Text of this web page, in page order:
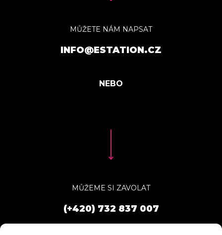
MŮŽETE NÁM NAPSAT
INFO@ESTATION.CZ
MŮŽEME SI ZAVOLAT
(+420) 732 837 007